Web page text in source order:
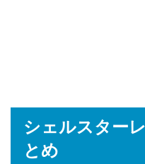
シェルスター
とめ